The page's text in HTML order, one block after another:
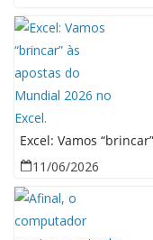
Excel: Vamos
11/06/2026